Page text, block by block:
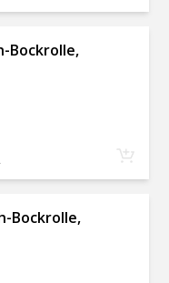
Bockrolle,
Bockrolle,